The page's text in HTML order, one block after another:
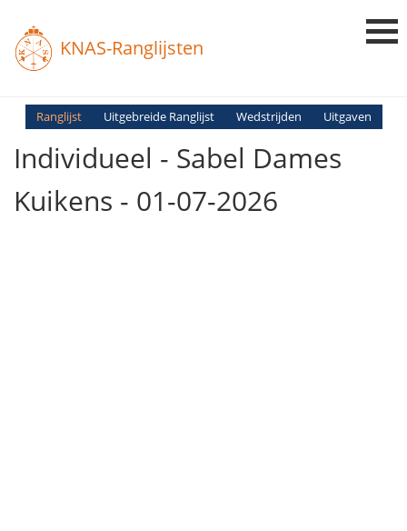
KNAS-Ranglijsten
Login
Ranglijst Uitgebreide Ranglijst Wedstrijden Uitgaven
Individueel - Sabel Dames
Kuikens - 01-07-2026